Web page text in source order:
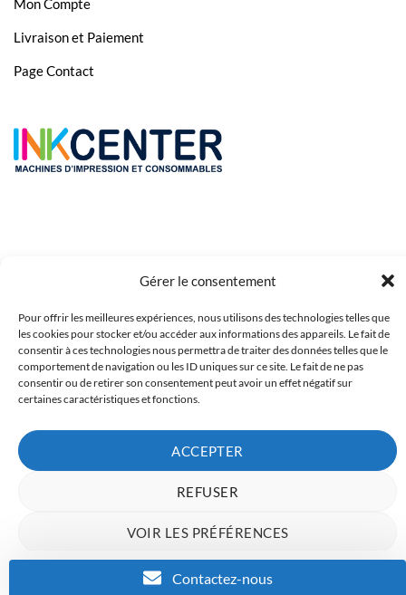
Gérer le consentement
Pour offrir les meilleures expériences, nous utilisons des technologies telles que
les cookies pour stocker et/ou accéder aux informations des appareils. Le fait de
consentir à ces technologies nous permettra de traiter des données telles que le
comportement de navigation ou les ID uniques sur ce site. Le fait de ne pas
consentir ou de retirer son consentement peut avoir un effet négatif sur
certaines caractéristiques et fonctions.
ACCEPTER
REFUSER
VOIR LES PRÉFÉRENCES
Charte de donnéesPolitique de confidentialité
Mon Compte
Livraison et Paiement
Page Contact
Copyright 2023 © Inkcenter - Webdesign byMedia84
Contactez-nous